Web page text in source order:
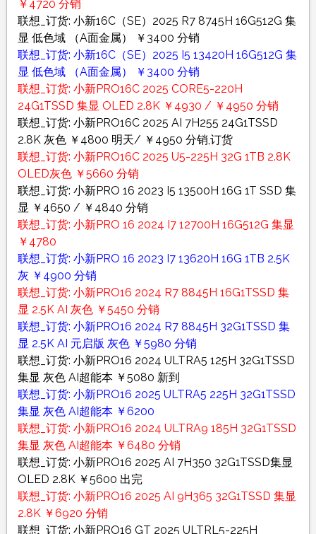
￥4720 分销
联想_订货: 小新16C（SE）2025 R7 8745H 16G512G 集
显 低色域 （A面金属） ￥3400 分销
联想_订货: 小新16C（SE）2025 I5 13420H 16G512G 集
显 低色域 （A面金属） ￥3400 分销
联想_订货: 小新PRO16C 2025 CORE5-220H
24G1TSSD 集显 OLED 2.8K ￥4930 / ￥4950 分销
联想_订货: 小新PRO16C 2025 AI 7H255 24G1TSSD
2.8K 灰色 ￥4800 明天/ ￥4950 分销,订货
联想_订货: 小新PRO16C 2025 U5-225H 32G 1TB 2.8K
OLED灰色 ￥5660 分销
联想_订货: 小新PRO 16 2023 I5 13500H 16G 1T SSD 集
显 ￥4650 / ￥4840 分销
联想_订货: 小新PRO 16 2024 I7 12700H 16G512G 集显
￥4780
联想_订货: 小新PRO 16 2023 I7 13620H 16G 1TB 2.5K
灰 ￥4900 分销
联想_订货: 小新PRO16 2024 R7 8845H 16G1TSSD 集
显 2.5K AI 灰色 ￥5450 分销
联想_订货: 小新PRO16 2024 R7 8845H 32G1TSSD 集
显 2.5K AI 元启版 灰色 ￥5980 分销
联想_订货: 小新PRO16 2024 ULTRA5 125H 32G1TSSD
集显 灰色 AI超能本 ￥5080 新到
联想_订货: 小新PRO16 2025 ULTRA5 225H 32G1TSSD
集显 灰色 AI超能本 ￥6200
联想_订货: 小新PRO16 2024 ULTRA9 185H 32G1TSSD
集显 灰色 AI超能本 ￥6480 分销
联想_订货: 小新PRO16 2025 AI 7H350 32G1TSSD集显
OLED 2.8K ￥5600 出完
联想_订货: 小新PRO16 2025 AI 9H365 32G1TSSD 集显
2.8K ￥6920 分销
联想_订货: 小新PRO16 GT 2025 ULTRL5-225H